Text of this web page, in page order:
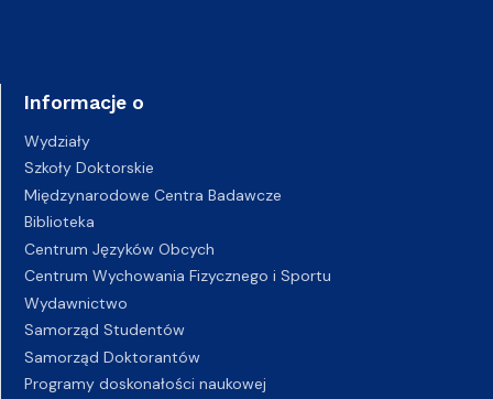
Informacje o
Wydziały
Szkoły Doktorskie
Międzynarodowe Centra Badawcze
Biblioteka
Centrum Języków Obcych
Centrum Wychowania Fizycznego i Sportu
Wydawnictwo
Samorząd Studentów
Samorząd Doktorantów
Programy doskonałości naukowej